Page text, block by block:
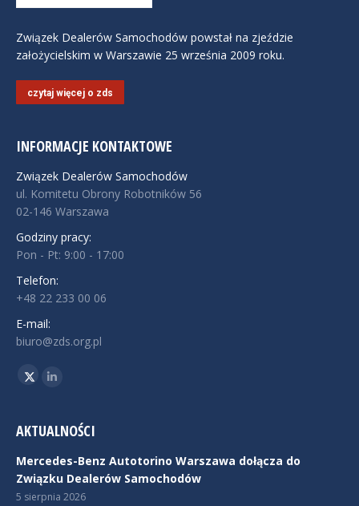
Związek Dealerów Samochodów powstał na zjeździe
założycielskim w Warszawie 25 września 2009 roku.
czytaj więcej o zds
INFORMACJE KONTAKTOWE
Związek Dealerów Samochodów
ul. Komitetu Obrony Robotników 56
02-146 Warszawa
Godziny pracy:
Pon - Pt: 9:00 - 17:00
Telefon:
+48 22 233 00 06
E-mail:
biuro@zds.org.pl
Znajdź nas na:
TwitterLinkedin
AKTUALNOŚCI
Mercedes-Benz Autotorino Warszawa dołącza do
Związku Dealerów Samochodów
5 sierpnia 2026